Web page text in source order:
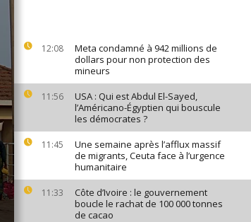
12:08
Meta condamné à 942 millions de
dollars pour non protection des
mineurs
11:56
USA : Qui est Abdul El-Sayed,
l’Américano-Égyptien qui bouscule
les démocrates ?
11:45
Une semaine après l’afflux massif
de migrants, Ceuta face à l’urgence
humanitaire
11:33
Côte d’Ivoire : le gouvernement
boucle le rachat de 100 000 tonnes
de cacao